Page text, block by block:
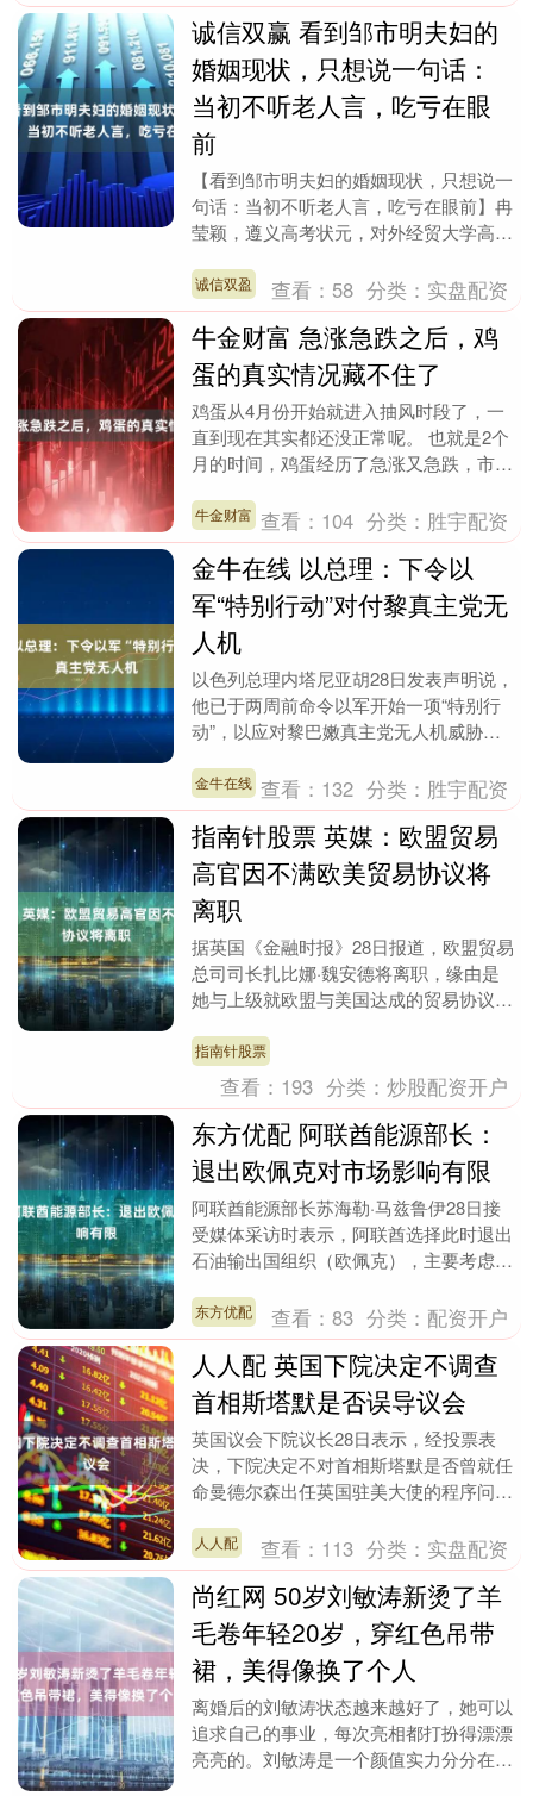
诚信双赢 看到邹市明夫妇的
婚姻现状，只想说一句话：
当初不听老人言，吃亏在眼
前
【看到邹市明夫妇的婚姻现状，只想说一
句话：当初不听老人言，吃亏在眼前】冉
莹颖，遵义高考状元，对外经贸大学高材
主持人。要学历有....
诚信双盈 查看： 58 分类： 实盘配资
牛金财富 急涨急跌之后，鸡
蛋的真实情况藏不住了
鸡蛋从4月份开始就进入抽风时段了，一
直到现在其实都还没正常呢。 也就是2个
月的时间，鸡蛋经历了急涨又急跌，市场
波蛋价的涨跌势....
牛金财富 查看： 104 分类： 胜宇配资
金牛在线 以总理：下令以
军“特别行动”对付黎真主党无
人机
以色列总理内塔尼亚胡28日发表声明说，
他已于两周前命令以军开始一项“特别行
动”，以应对黎巴嫩真主党无人机威胁。
说，一名以色列....
金牛在线 查看： 132 分类： 胜宇配资
指南针股票 英媒：欧盟贸易
高官因不满欧美贸易协议将
离职
据英国《金融时报》28日报道，欧盟贸易
总司司长扎比娜·魏安德将离职，缘由是
她与上级就欧盟与美国达成的贸易协议发
与美国达成的一....
指南针股票
查看： 193 分类：炒股配资开户
东方优配 阿联酋能源部长：
退出欧佩克对市场影响有限
阿联酋能源部长苏海勒·马兹鲁伊28日接
受媒体采访时表示，阿联酋选择此时退出
石油输出国组织（欧佩克），主要考虑当
这一决定对全球....
东方优配 查看：83 分类： 配资开户
人人配 英国下院决定不调查
首相斯塔默是否误导议会
英国议会下院议长28日表示，经投票表
决，下院决定不对首相斯塔默是否曾就任
命曼德尔森出任英国驻美大使的程序问
第一财经广告....
人人配 查看： 113 分类： 实盘配资
尚红网 50岁刘敏涛新烫了羊
毛卷年轻20岁，穿红色吊带
裙，美得像换了个人
离婚后的刘敏涛状态越来越好了，她可以
追求自己的事业，每次亮相都打扮得漂漂
亮亮的。刘敏涛是一个颜值实力分分在线